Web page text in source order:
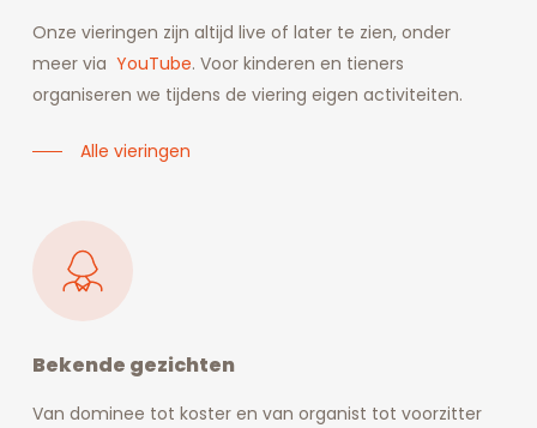
Onze vieringen zijn altijd live of later te zien, onder
meer via YouTube. Voor kinderen en tieners
organiseren we tijdens de viering eigen activiteiten.
Alle vieringen
Bekende gezichten
Van dominee tot koster en van organist tot voorzitter